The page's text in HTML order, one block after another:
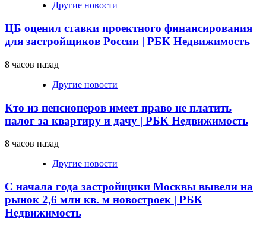
Другие новости
ЦБ оценил ставки проектного финансирования
для застройщиков России | РБК Недвижимость
8 часов назад
Другие новости
Кто из пенсионеров имеет право не платить
налог за квартиру и дачу | РБК Недвижимость
8 часов назад
Другие новости
С начала года застройщики Москвы вывели на
рынок 2,6 млн кв. м новостроек | РБК
Недвижимость